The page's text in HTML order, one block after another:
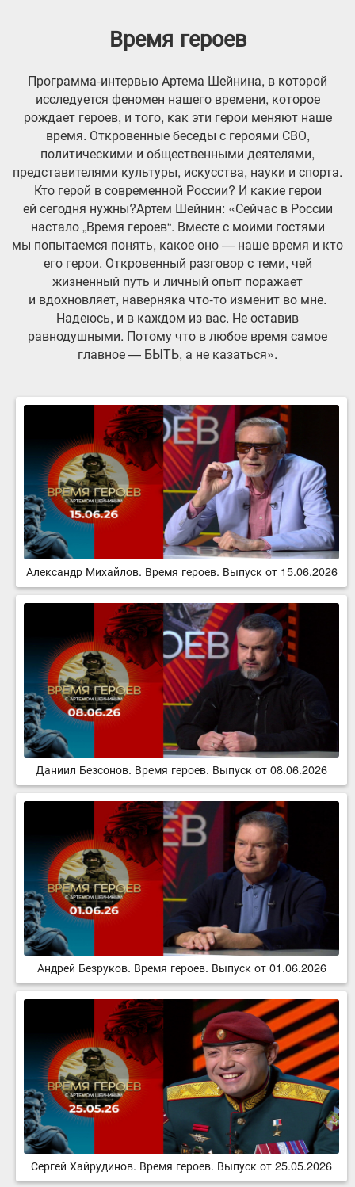
Время героев
Программа-интервью Артема Шейнина, в которой
исследуется феномен нашего времени, которое
рождает героев, и того, как эти герои меняют наше
время. Откровенные беседы с героями СВО,
политическими и общественными деятелями,
представителями культуры, искусства, науки и спорта.
Кто герой в современной России? И какие герои
ей сегодня нужны?Артем Шейнин: «Сейчас в России
настало „Время героев“. Вместе с моими гостями
мы попытаемся понять, какое оно — наше время и кто
его герои. Откровенный разговор с теми, чей
жизненный путь и личный опыт поражает
и вдохновляет, наверняка что-то изменит во мне.
Надеюсь, и в каждом из вас. Не оставив
равнодушными. Потому что в любое время самое
главное — БЫТЬ, а не казаться».
Александр Михайлов. Время героев. Выпуск от 15.06.2026
Даниил Безсонов. Время героев. Выпуск от 08.06.2026
Андрей Безруков. Время героев. Выпуск от 01.06.2026
Сергей Хайрудинов. Время героев. Выпуск от 25.05.2026